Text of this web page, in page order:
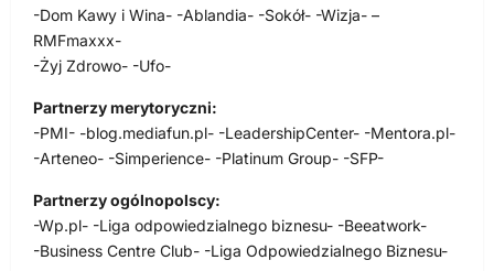
-Dom Kawy i Wina- -Ablandia- -Sokół- -Wizja- –
RMFmaxxx-
-Żyj Zdrowo- -Ufo-
Partnerzy merytoryczni:
-PMI- -blog.mediafun.pl- -LeadershipCenter- -Mentora.pl-
-Arteneo- -Simperience- -Platinum Group- -SFP-
Partnerzy ogólnopolscy:
-Wp.pl- -Liga odpowiedzialnego biznesu- -Beeatwork-
-Business Centre Club- -Liga Odpowiedzialnego Biznesu-